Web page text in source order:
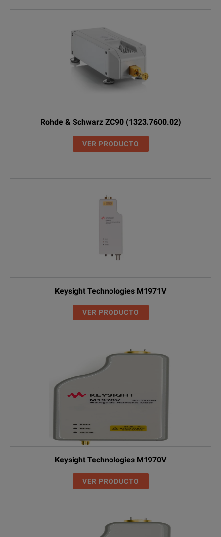
Rohde & Schwarz ZC90 (1323.7600.02)
VER PRODUCTO
Keysight Technologies M1971V
VER PRODUCTO
Keysight Technologies M1970V
VER PRODUCTO